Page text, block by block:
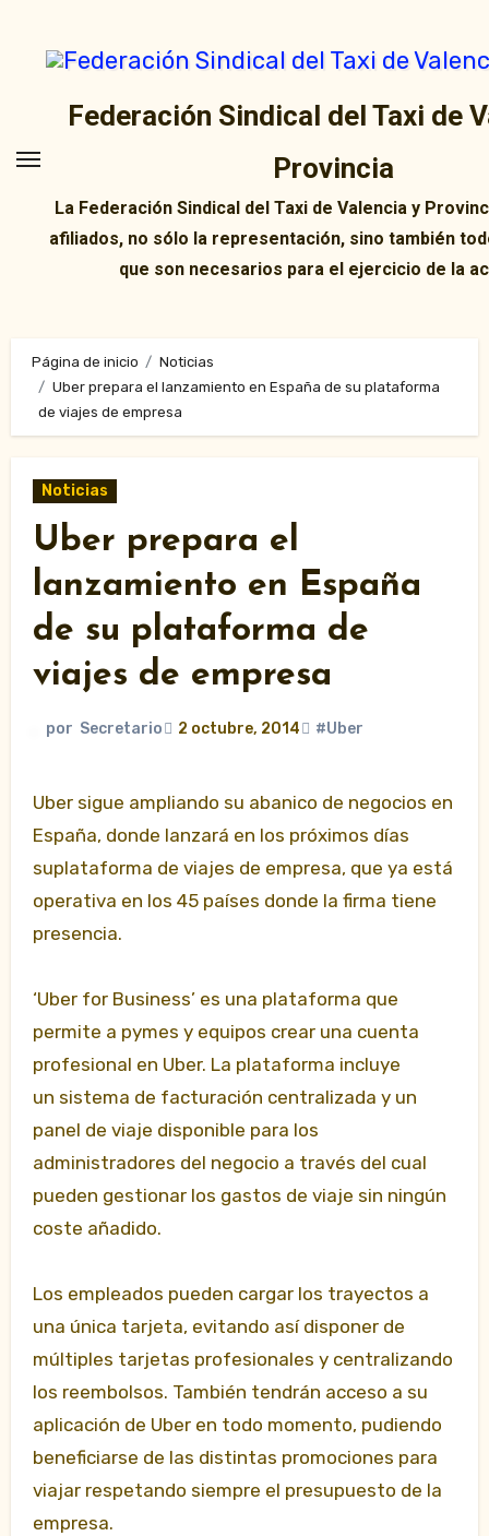
contenido
Federación Sindical del Taxi de
Provincia
La Federación Sindical del Taxi de Valencia y
afiliados, no sólo la representación, sino también
que son necesarios para el ejercicio de la
Página de inicio
Noticias
Uber prepara el lanzamiento en España de su plataforma
de viajes de empresa
Noticias
Uber prepara el
lanzamiento en España
de su plataforma de
viajes de empresa
por Secretario 2 octubre, 2014 #Uber
Uber sigue ampliando su abanico de negocios en
España, donde lanzará en los próximos días
suplataforma de viajes de empresa, que ya está
operativa en los 45 países donde la firma tiene
presencia.
‘Uber for Business’ es una plataforma que
permite a pymes y equipos crear una cuenta
profesional en Uber. La plataforma incluye
un sistema de facturación centralizada y un
panel de viaje disponible para los
administradores del negocio a través del cual
pueden gestionar los gastos de viaje sin ningún
coste añadido.
Los empleados pueden cargar los trayectos a
una única tarjeta, evitando así disponer de
múltiples tarjetas profesionales y centralizando
los reembolsos. También tendrán acceso a su
aplicación de Uber en todo momento, pudiendo
beneficiarse de las distintas promociones para
viajar respetando siempre el presupuesto de la
empresa.